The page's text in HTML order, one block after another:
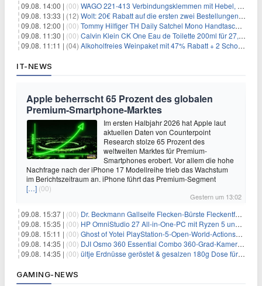
09.08. 14:00 | (00) WAGO 221-413 Verbindungsklemmen mit Hebel, 50 Stück für 14,99€
09.08. 13:33 | (12) Wolt: 20€ Rabatt auf die ersten zwei Bestellungen für Neukunden
09.08. 12:00 | (00) Tommy Hilfiger TH Daily Satchel Mono Handtasche für 73,97€
09.08. 11:30 | (00) Calvin Klein CK One Eau de Toilette 200ml für 27,99€
09.08. 11:11 | (04) Alkoholfreies Weinpaket mit 47% Rabatt + 2 Schott Zwiesel Gläser GRATIS für 29,99€
IT-NEWS
Apple beherrscht 65 Prozent des globalen
Premium-Smartphone-Marktes
Im ersten Halbjahr 2026 hat Apple laut
aktuellen Daten von Counterpoint
Research stolze 65 Prozent des
weltweiten Marktes für Premium-
Smartphones erobert. Vor allem die hohe
Nachfrage nach der iPhone 17 Modellreihe trieb das Wachstum
im Berichtszeitraum an. iPhone führt das Premium-Segment
[…] (00)
Gestern um 13:02
09.08. 15:37 | (00) Dr. Beckmann Gallseife Flecken-Bürste Fleckentferner 250 ml für 1,25€
09.08. 15:35 | (00) HP OmniStudio 27 All-in-One-PC mit Ryzen 5 und 1 TB SSD für 699€
09.08. 15:11 | (00) Ghost of Yotei PlayStation-5-Open-World-Actionspiel für 55,65€
09.08. 14:35 | (00) DJI Osmo 360 Essential Combo 360-Grad-Kamera für 375€
09.08. 14:35 | (00) ültje Erdnüsse geröstet & gesalzen 180g Dose für 1,52€ im Spar-Abo
GAMING-NEWS